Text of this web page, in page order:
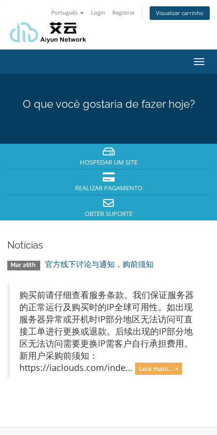
Português Login Registrar Visualizar carrinho
O que você gostaria de fazer hoje?
HOSPEDAR UM SITE
REALIZAR PAGAMENTO
OBTER SUPORTE
Notícias
Mar 26th 官方线下讨论与通知，购前须知
购买前请仔细查看服务条款。我们保证服务器
的正常运行及购买时的IP全球可用性。如出现
服务器异常或开机时IP部分地区无法访问可直
接工单进行更换或退款。后续出现的IP部分地
区无法访问需要更换IP需客户自行承担费用。
新用户采购前须知：
https://iaclouds.com/inde...
Leia mais... »